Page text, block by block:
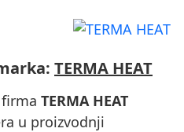
TERMA HEAT
TERMA HEAT
u proizvodnji